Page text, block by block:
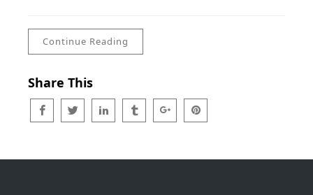
Continue Reading
Share This